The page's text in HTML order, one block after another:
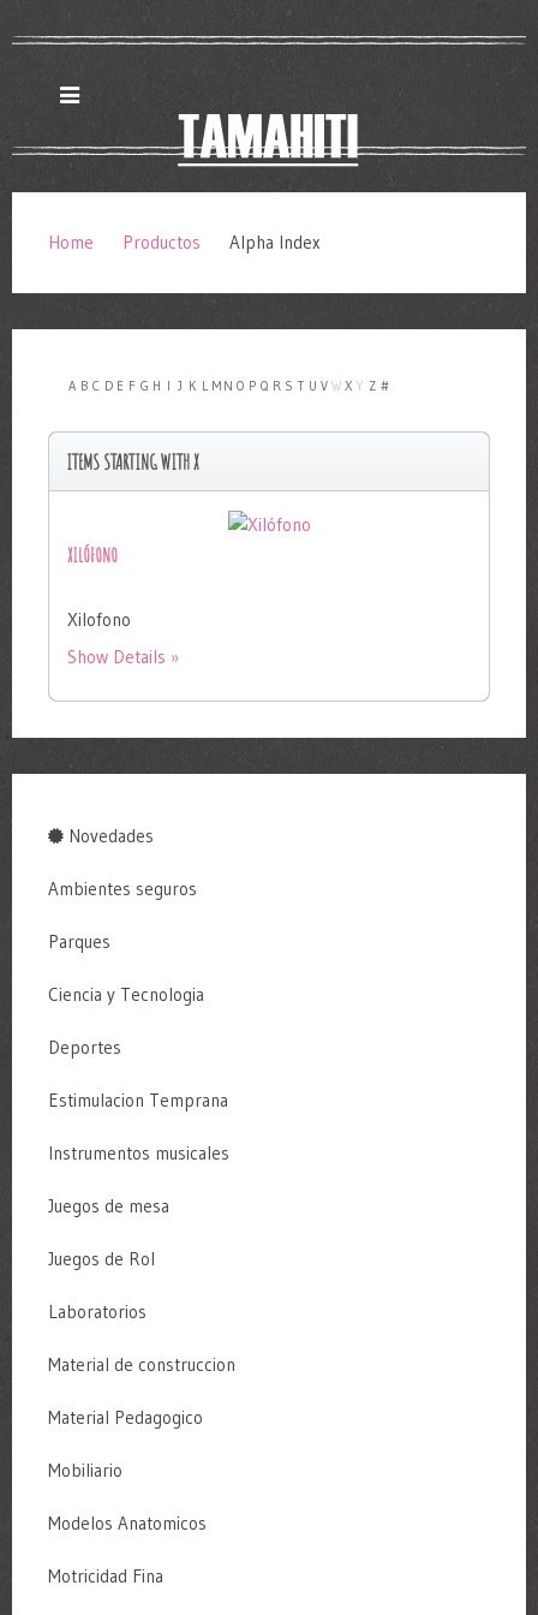
Home Productos Alpha Index
A B C D E F G H I J K L M N O P Q R S T U V W X Y Z #
ITEMS STARTING WITH X
XILÓFONO
Xilofono
Show Details
Novedades
Ambientes seguros
Parques
Ciencia y Tecnologia
Deportes
Estimulacion Temprana
Instrumentos musicales
Juegos de mesa
Juegos de Rol
Laboratorios
Material de construccion
Material Pedagogico
Mobiliario
Modelos Anatomicos
Motricidad Fina